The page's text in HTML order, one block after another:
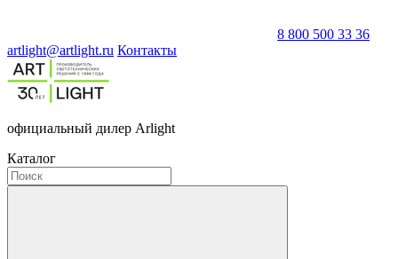
8 800 500 33 36
artlight@artlight.ru Контакты
официальный дилер Arlight
Каталог